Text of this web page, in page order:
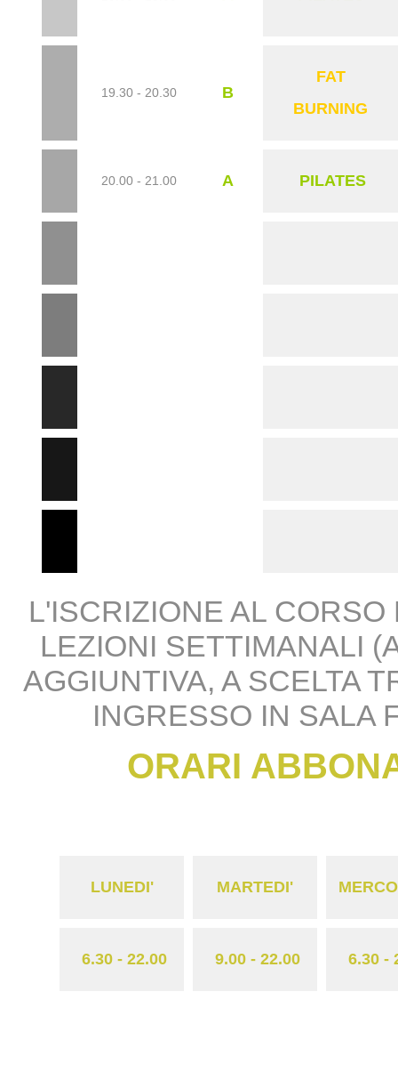
19.30 - 20.30 B
FAT
BURNING
20.00 - 21.00 A PILATES
L'ISCRIZIONE AL
LEZIONI SETTIMANALI
AGGIUNTIVA, A SCELTA
INGRESSO IN SALA
ORARI
LUNEDI' MARTEDI'
6.30 - 22.00 9.00 - 22.00 6.30 -